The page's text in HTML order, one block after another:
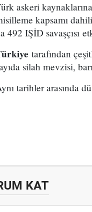
askeri
kapsamı
492 IŞİD savaşçısı
tarafından
silah mevzisi,
tarihler arasında
KAT